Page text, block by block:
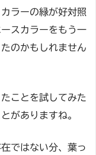
ラーの緑が好対照
スカラーをもう一
のかもしれません
ことを試してみた
がありますね。
ではない分、葉っ